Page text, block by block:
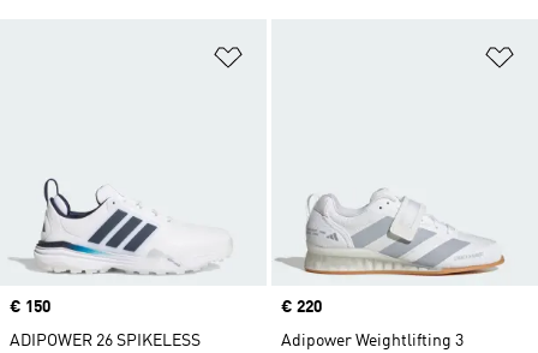
Price
€ 150
ADIPOWER 26 SPIKELESS
Price
€ 220
Adipower Weightlifting 3